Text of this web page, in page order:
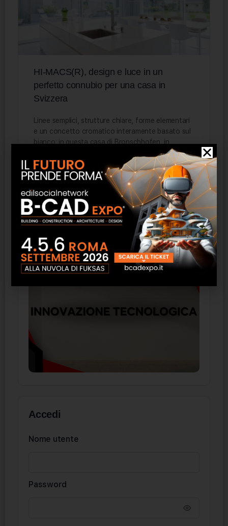
HI-MACS(R), design e luce in un
perfetto connubio per una casa in
Svizzera
Linee semplici, strutture chiare, forme elementari
e un concetto cromatico interamente basato sul
bianco: in questa casa di Bronschhofen, in
Staff Admin
0
Accedi
Nome utente
Password